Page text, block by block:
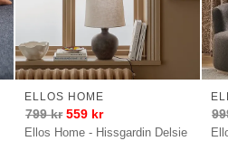
Ellos Home - Hissgardin Delsie
ELLOS HOME
799kr 559 kr